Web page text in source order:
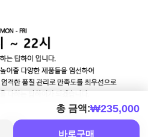
총 금액:₩235,000
바로구매